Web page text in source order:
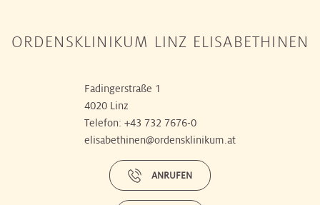
ORDENSKLINIKUM LINZ ELISABETHINEN
Fadingerstraße 1
4020 Linz
Telefon: +43 732 7676-0
elisabethinen@ordensklinikum.at
ANRUFEN